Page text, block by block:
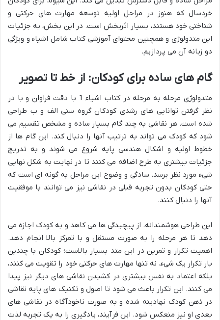
خردسال که هنوز در مراحل اولیه توسعه مهارت های حرکتی و
شناختی خود هستند، بسیار اثربخش است. در این بخش، به جزئیات
این متدولوژی و همچنین محتوای آموزشی کتاب شامل اشیاء و ویژگی
دو زبانه آن می پردازیم.
گام های ساده برای کودکان: از خط تا تصویر
متدولوژی مرحله به مرحله در کتاب اشیاء 1 با دقت فراوان و با در
نظر گرفتن توانایی های رشدی کودکان گروه سنی الف و ب طراحی
شده است. هر نقاشی به چند گام بسیار ساده و مشخص تقسیم می
شود که کودک می تواند به ترتیب آنها را دنبال کند. این گام ها از
خطوط اولیه و اشکال هندسی پایه شروع می شوند و به تدریج
جزئیات بیشتری به طرح اضافه می کنند تا در نهایت به شکل نهایی
شیء مورد نظر برسد. سادگی و وضوح این مراحل به گونه ای است که
حتی کودکان بدون تجربه قبلی در نقاشی نیز می توانند با موفقیت
آنها را دنبال کنند.
این طراحی هوشمندانه، از پیچیدگی ها می کاهد و به کودک اجازه می
دهد تا هر مرحله را به صورت مستقل و با تمرکز بالا انجام دهد.
اهمیت تکرار و تمرین در این متد بسیار بالاست؛ کودکان با چندین
بار تکرار یک شیء، نه تنها مهارت های حرکتی خود را تقویت می کنند،
بلکه اعتماد به نفس بیشتری در کشیدن نقاشی های دیگر نیز پیدا
می کنند. این تکرار باعث می شود تا اصول و تکنیک های پایه نقاشی
در ذهن کودک نهادینه شده و به صورت ناخودآگاه در نقاشی های
بعدی او نیز منعکس شود. این فرآیند، یادگیری را به یک تجربه لذت